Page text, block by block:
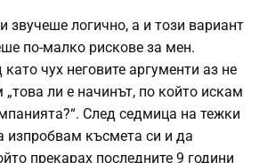
звучеше логично, а и този вариант
по-малко рискове за мен.
чух неговите аргументи аз не
ли е начинът, по който искам
След седмица на тежки
изпробвам късмета си и да
прекарах последните 9 години